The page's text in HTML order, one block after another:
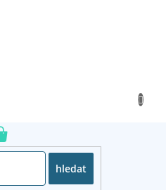
hledat